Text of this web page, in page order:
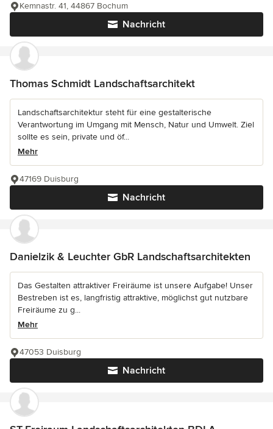
Nachricht
Kemnastr. 41, 44867 Bochum
Thomas Schmidt Landschaftsarchitekt
Landschaftsarchitektur steht für eine gestalterische
Verantwortung im Umgang mit Mensch, Natur und Umwelt. Ziel
sollte es sein, private und öf...
Mehr
Nachricht
47169 Duisburg
Danielzik & Leuchter GbR Landschaftsarchitekten
Das Gestalten attraktiver Freiräume ist unsere Aufgabe! Unser
Bestreben ist es, langfristig attraktive, möglichst gut nutzbare
Freiräume zu g...
Mehr
Nachricht
47053 Duisburg